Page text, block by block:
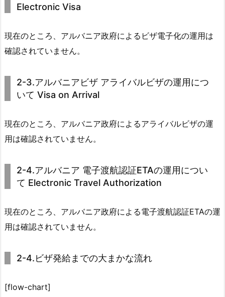
Electronic Visa
現在のところ、アルバニア政府によるビザ電子化の運用は
確認されていません。
2-3.アルバニアビザ アライバルビザの運用につ
いて Visa on Arrival
現在のところ、アルバニア政府によるアライバルビザの運
用は確認されていません。
2-4.アルバニア 電子渡航認証ETAの運用につい
て Electronic Travel Authorization
現在のところ、アルバニア政府による電子渡航認証ETAの運
用は確認されていません。
2-4.ビザ発給までの大まかな流れ
[flow-chart]